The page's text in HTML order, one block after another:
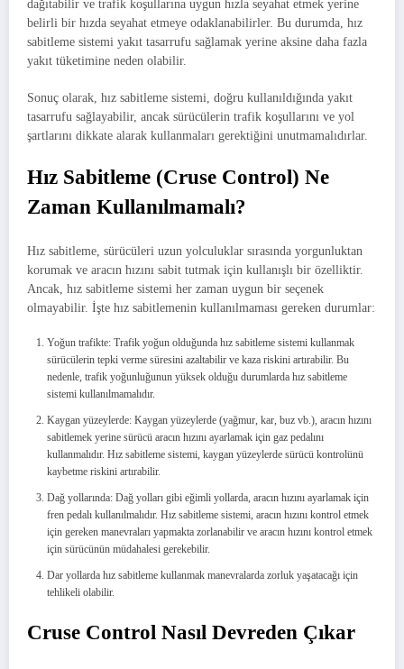
dağıtabilir ve trafik koşullarına uygun hızla seyahat etmek yerine
belirli bir hızda seyahat etmeye odaklanabilirler. Bu durumda, hız
sabitleme sistemi yakıt tasarrufu sağlamak yerine aksine daha fazla
yakıt tüketimine neden olabilir.
Sonuç olarak, hız sabitleme sistemi, doğru kullanıldığında yakıt
tasarrufu sağlayabilir, ancak sürücülerin trafik koşullarını ve yol
şartlarını dikkate alarak kullanmaları gerektiğini unutmamalıdırlar.
Hız Sabitleme (Cruse Control) Ne
Zaman Kullanılmamalı?
Hız sabitleme, sürücüleri uzun yolculuklar sırasında yorgunluktan
korumak ve aracın hızını sabit tutmak için kullanışlı bir özelliktir.
Ancak, hız sabitleme sistemi her zaman uygun bir seçenek
olmayabilir. İşte hız sabitlemenin kullanılmaması gereken durumlar:
Yoğun trafikte: Trafik yoğun olduğunda hız sabitleme sistemi kullanmak
sürücülerin tepki verme süresini azaltabilir ve kaza riskini artırabilir. Bu
nedenle, trafik yoğunluğunun yüksek olduğu durumlarda hız sabitleme
sistemi kullanılmamalıdır.
Kaygan yüzeylerde: Kaygan yüzeylerde (yağmur, kar, buz vb.), aracın hızını
sabitlemek yerine sürücü aracın hızını ayarlamak için gaz pedalını
kullanmalıdır. Hız sabitleme sistemi, kaygan yüzeylerde sürücü kontrolünü
kaybetme riskini artırabilir.
Dağ yollarında: Dağ yolları gibi eğimli yollarda, aracın hızını ayarlamak için
fren pedalı kullanılmalıdır. Hız sabitleme sistemi, aracın hızını kontrol etmek
için gereken manevraları yapmakta zorlanabilir ve aracın hızını kontrol etmek
için sürücünün müdahalesi gerekebilir.
Dar yollarda hız sabitleme kullanmak manevralarda zorluk yaşatacağı için
tehlikeli olabilir.
Cruse Control Nasıl Devreden Çıkar